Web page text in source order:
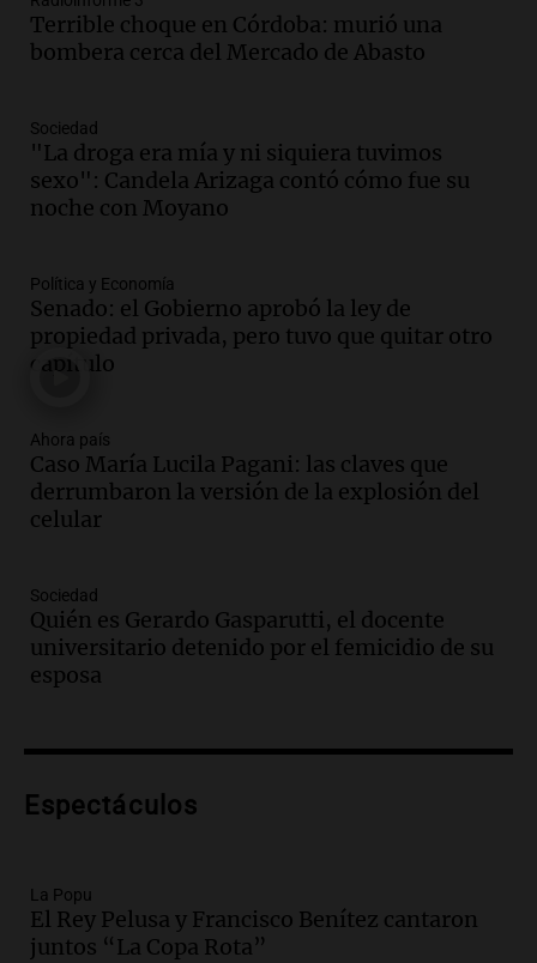
Audio.Detuvieron al hijo de Fran
Riquelme tras un operativo con 10
allanamientos en Rosario
Episodios
Audio.El obispo de Buenos Aires
anticipa humilidad en el Santuario de
San Cayetano
Audio.El obispo de Buenos Aires
anticipa su homilía en el Santuario de
San Cayetano en Liniers
Panorama Federal
Audio.
motociclista por intento de homicidio
en Santa Lucía, Tucumán
Panorama Federal
Audio.
Tucumán afecta a hogares con subas de
hasta el 38% en agosto
reporta menos víctimas fatales en
Panorama Federal
pago en chachos para empleados
públicos a partir del 17 de octubre
Noticias
Terrible choque en Córdoba: murió una
bombera cerca del Mercado de Abasto
Sociedad
"La droga era mía y ni siquiera tuvimos
sexo": Candela Arizaga contó cómo fue su
noche con Moyano
Política y Economía
Senado: el Gobierno aprobó la ley de
propiedad privada, pero tuvo que quitar otro
capítulo
Ahora país
Caso María Lucila Pagani: las claves que
derrumbaron la versión de la explosión del
celular
Sociedad
Quién es Gerardo Gasparutti, el docente
universitario detenido por el femicidio de su
esposa
Espectáculos
La Popu
El Rey Pelusa y Francisco Benítez cantaron
juntos “La Copa Rota”